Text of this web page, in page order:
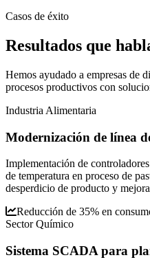
Casos de éxito
Resultados que
Hemos ayudado a empresas de
procesos productivos con
Industria Alimentaria
Modernización de línea
Implementación de
de temperatura en proceso de
desperdicio de producto y
Reducción de 35% en
Sector Químico
Sistema SCADA para